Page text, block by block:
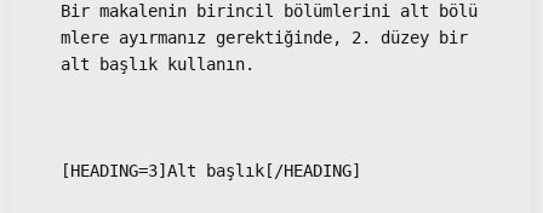
Bir makalenin birincil bölümlerini alt bölü
mlere ayırmanız gerektiğinde, 2. düzey bir
alt başlık kullanın.
[HEADING=3]Alt başlık[/HEADING]